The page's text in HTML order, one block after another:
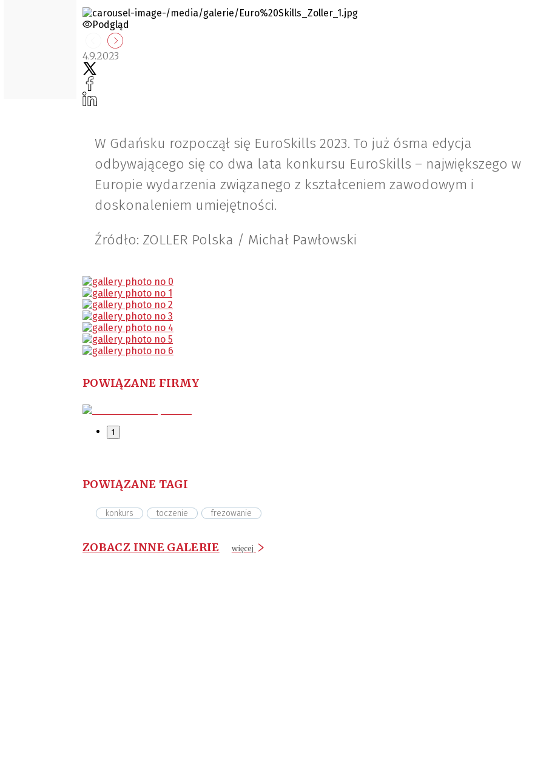
Podgląd
4.9.2023
W Gdańsku rozpoczął się EuroSkills 2023. To już ósma edycja
odbywającego się co dwa lata konkursu EuroSkills – największego w
Europie wydarzenia związanego z kształceniem zawodowym i
doskonaleniem umiejętności.
Źródło: ZOLLER Polska / Michał Pawłowski
POWIĄZANE FIRMY
1
POWIĄZANE TAGI
konkurs toczenie frezowanie
ZOBACZ INNE GALERIE więcej